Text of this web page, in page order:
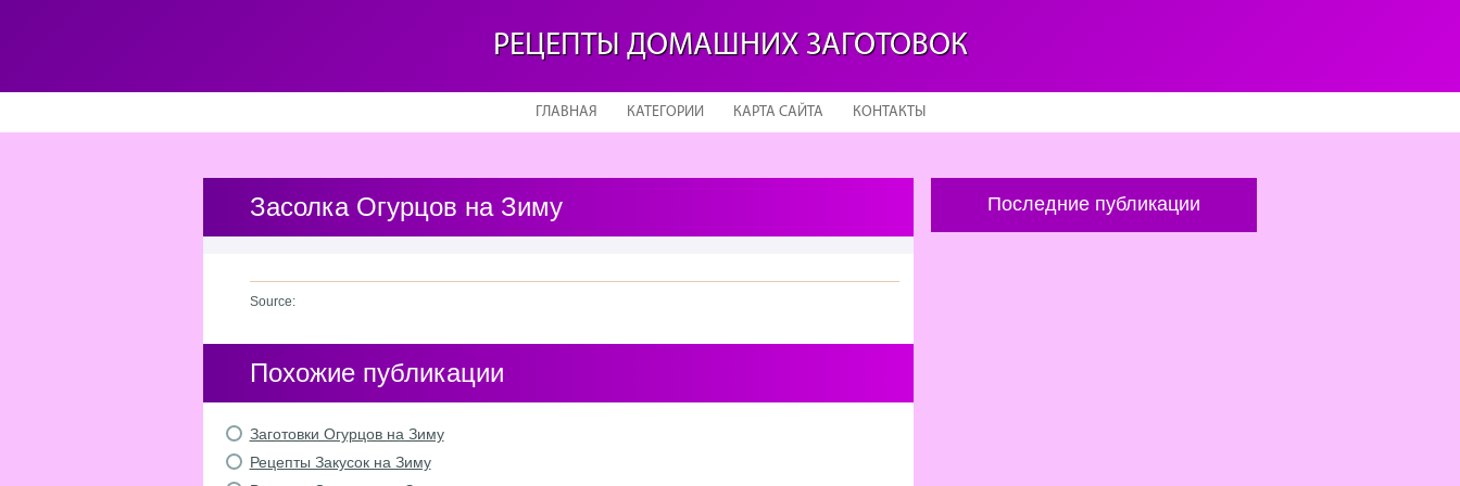
РЕЦЕПТЫ ДОМАШНИХ ЗАГОТОВОК
ГЛАВНАЯ КАТЕГОРИИ КАРТА САЙТА КОНТАКТЫ
Засолка Огурцов на Зиму
Source:
Похожие публикации
Заготовки Огурцов на Зиму
Рецепты Закусок на Зиму
Последние публикации